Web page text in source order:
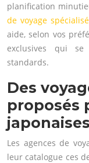
planification
de voyage
aide, selon vos
exclusives qui se
standards.
Des
proposés
japonaises
Les agences de
leur catalogue ces